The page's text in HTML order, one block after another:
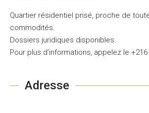
Quartier résidentiel prisé, proche de
commodités.
Dossiers juridiques disponibles.
Pour plus d’informations, appelez le +216
Adresse